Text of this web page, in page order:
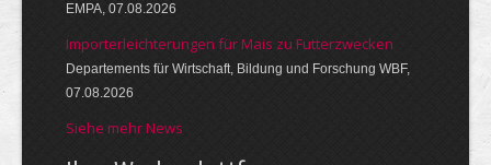
EMPA, 07.08.2026
Importerleichterungen für Mais zu Futterzwecken
Departements für Wirtschaft, Bildung und Forschung WBF,
07.08.2026
Siehe mehr News